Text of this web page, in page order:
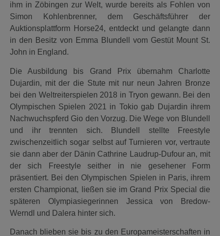
ihm in Zöbingen zur Welt, wurde bereits als Fohlen von
Simon Kohlenbrenner, dem Geschäftsführer der
Auktionsplattform Horse24, entdeckt und gelangte dann
in den Besitz von Emma Blundell vom Gestüt Mount St.
John in England.
Die Ausbildung bis Grand Prix übernahm Charlotte
Dujardin, mit der die Stute mit nur neun Jahren Bronze
bei den Weltreiterspielen 2018 in Tryon gewann. Bei den
Olympischen Spielen 2021 in Tokio gab Dujardin ihrem
Nachwuchspferd Gio den Vorzug. Die Wege von Blundell
und ihr trennten sich. Blundell stellte Freestyle
zwischenzeitlich sogar selbst auf Turnieren vor, vertraute
sie dann aber der Dänin Cathrine Laudrup-Dufour an, mit
der sich Freestyle seither in nie gesehener Form
präsentiert. Bei den Olympischen Spielen in Paris, ihrem
ersten Championat, ließen sie im Grand Prix Special die
späteren Olympiasiegerinnen Jessica von Bredow-
Werndl und Dalera hinter sich.
Danach blieben sie bis zu den Europameisterschaften in